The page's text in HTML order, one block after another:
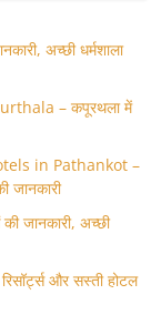
अच्छी धर्मशाला
– कपूरथला में
in Pathankot –
जानकारी
जानकारी, अच्छी
और सस्ती होटल